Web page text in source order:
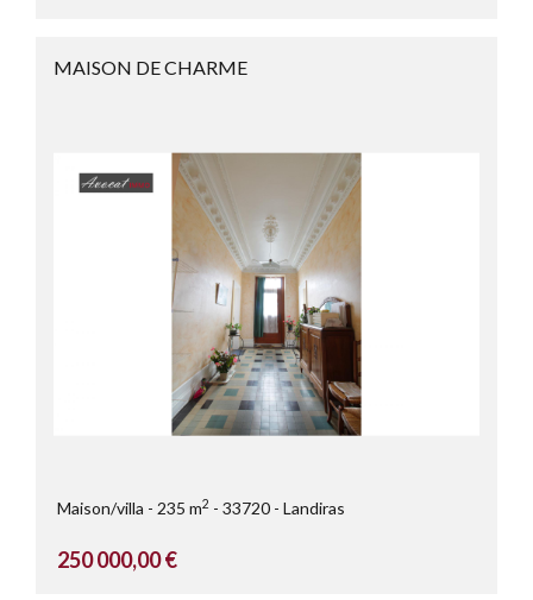
MAISON DE CHARME
Maison/villa 235 m2 33720 Landiras
250 000,00 €